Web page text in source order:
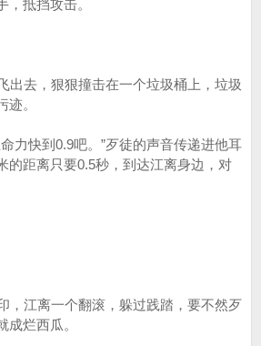
，抵挡攻击。
去，狠狠撞击在一个垃圾桶上，垃圾
。
力快到0.9吧。”歹徒的声音传递进他耳
的距离只要0.5秒，到达江离身边，对
，江离一个翻滚，躲过践踏，要不然歹
成烂西瓜。